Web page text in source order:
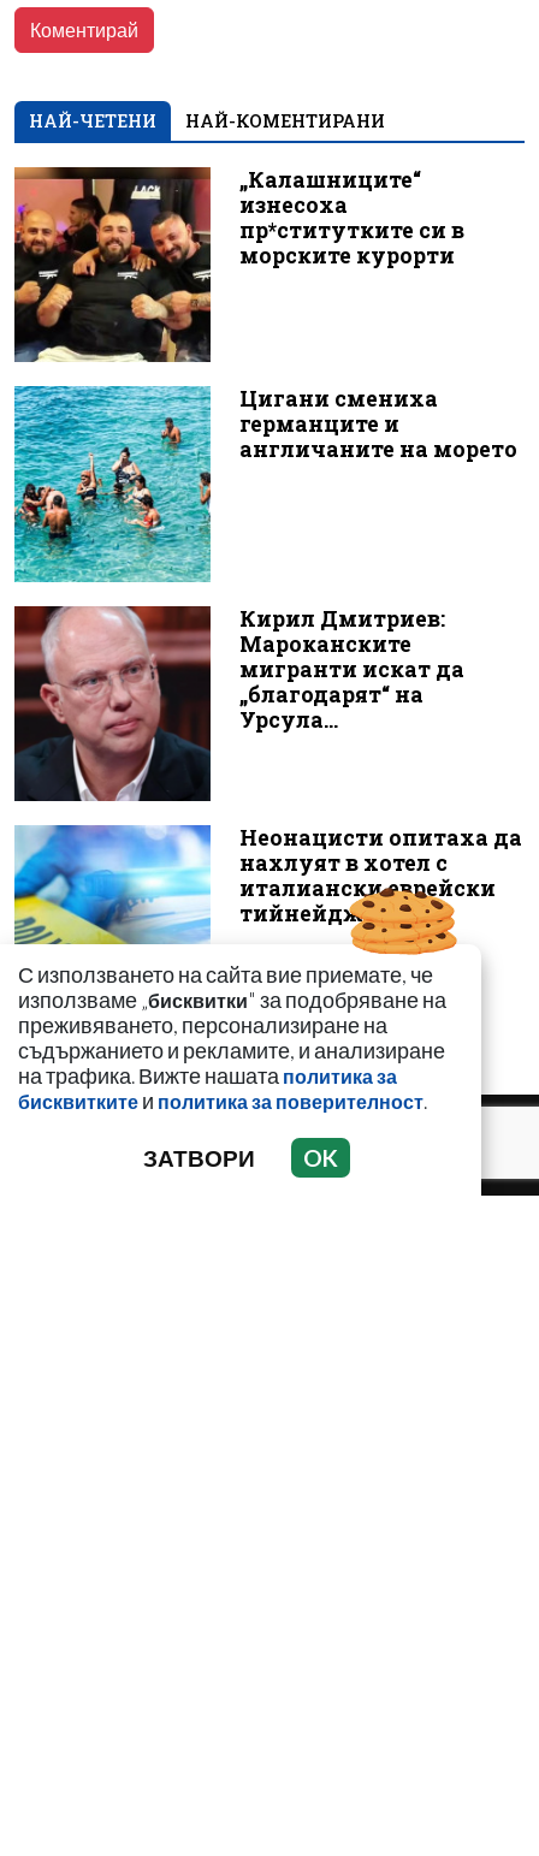
НАЙ-ЧЕТЕНИ НАЙ-КОМЕНТИРАНИ
„Калашниците“
изнесоха
пр*ститутките си в
морските курорти
Цигани смениха
германците и
англичаните на морето
Кирил Дмитриев:
Мароканските
мигранти искат да
„благодарят“ на
Урсула...
Неонацисти опитаха да
нахлуят в хотел с
италиански еврейски
тийнейджър...
С използването на сайта вие приемате, че
използваме „бисквитки" за подобряване на
преживяването, персонализиране на
съдържанието и рекламите, и анализиране
на трафика. Вижте нашата политика за
бисквитките и политика за поверителност.
ЗАТВОРИ OK